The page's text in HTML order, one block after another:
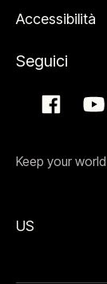
Accessibilità
Seguici
Keep your
US